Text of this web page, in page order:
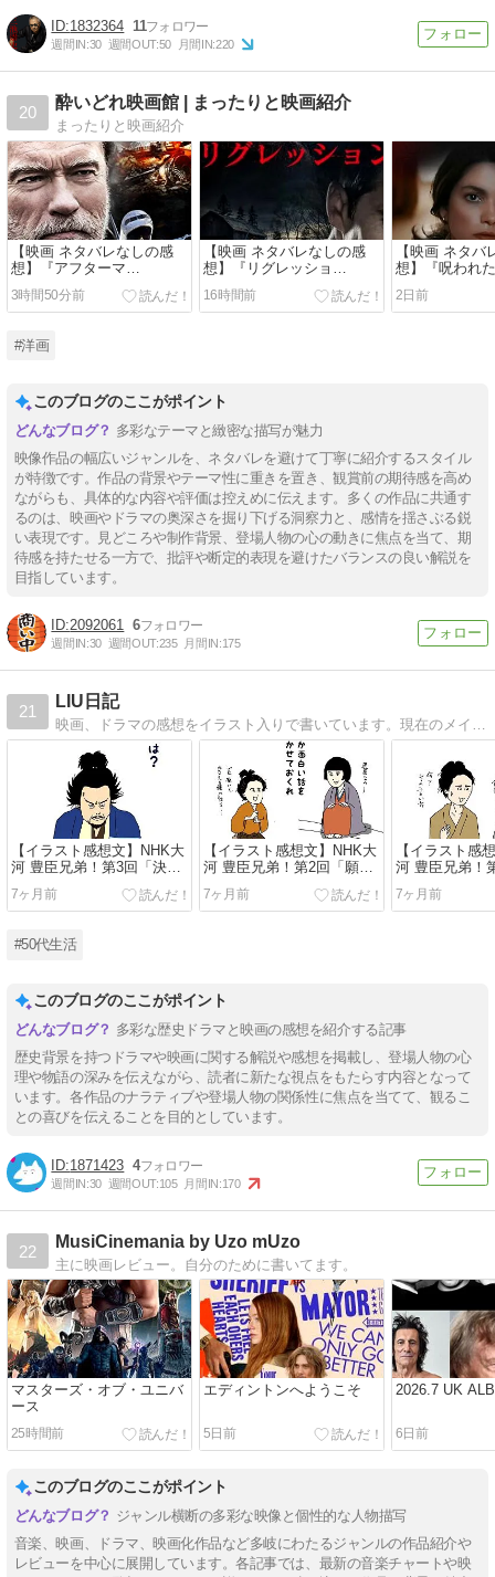
1832364 11
週間IN:30 週間OUT:50 月間IN:220
20
酔いどれ映画館 | まったりと映画紹介
まったりと映画紹介
【映画 ネタバレなしの感
想】『アフターマ
ス:Aftermath』（２０１
７）
3時間50分前
【映画 ネタバレなしの感
想】『リグレッショ
ン:Regression』（２０１
５）
16時間前
【映画 ネタバ
想】『呪われ
Well』（２０
2日前
#洋画
このブログのここがポイント
多彩なテーマと緻密な描写が魅力
映像作品の幅広いジャンルを、ネタバレを避けて丁寧に紹介するスタイル
が特徴です。作品の背景やテーマ性に重きを置き、観賞前の期待感を高め
ながらも、具体的な内容や評価は控えめに伝えます。多くの作品に共通す
るのは、映画やドラマの奥深さを掘り下げる洞察力と、感情を揺さぶる鋭
い表現です。見どころや制作背景、登場人物の心の動きに焦点を当て、期
待感を持たせる一方で、批評や断定的表現を避けたバランスの良い解説を
目指しています。
2092061 6
週間IN:30 週間OUT:235 月間IN:175
21
LIU日記
映画、ドラマの感想をイラスト入りで書いています。現在のメインはNHK大河ドラマ「青天を衝け」です。
【イラスト感想文】NHK大
河 豊臣兄弟！第3回「決戦
前夜」
7ヶ月前
【イラスト感想文】NHK大
河 豊臣兄弟！第2回「願い
の鐘」
7ヶ月前
【イラスト感
河 豊臣兄弟！
の猿」
7ヶ月前
#50代生活
このブログのここがポイント
多彩な歴史ドラマと映画の感想を紹介する記事
歴史背景を持つドラマや映画に関する解説や感想を掲載し、登場人物の心
理や物語の深みを伝えながら、読者に新たな視点をもたらす内容となって
います。各作品のナラティブや登場人物の関係性に焦点を当てて、観るこ
との喜びを伝えることを目的としています。
1871423 4
週間IN:30 週間OUT:105 月間IN:170
22
MusiCinemania by Uzo mUzo
主に映画レビュー。自分のために書いてます。
マスターズ・オブ・ユニバ
ース
25時間前
エディントンへようこそ
5日前
2026.7 UK
6日前
このブログのここがポイント
ジャンル横断の多彩な映像と個性的な人物描写
音楽、映画、ドラマ、映画化作品など多岐にわたるジャンルの作品紹介や
レビューを中心に展開しています。各記事では、最新の音楽チャートや映